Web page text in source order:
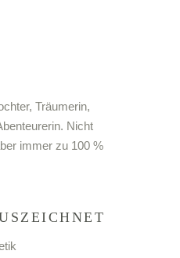
Träumerin,
Nicht
immer zu 100 %